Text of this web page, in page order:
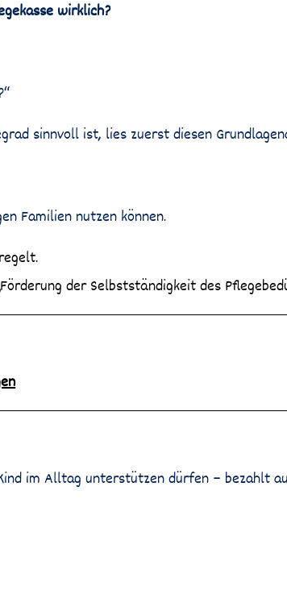
wirklich?
sinnvoll ist, lies zuerst diesen
Familien nutzen können.
der Selbstständigkeit des
im Alltag unterstützen dürfen – bezahlt